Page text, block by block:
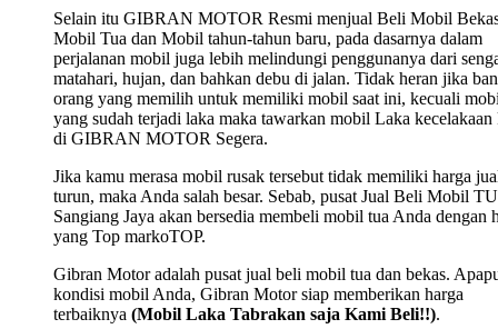
Selain itu GIBRAN MOTOR Resmi menjual Beli Mobil
Mobil Tua dan Mobil tahun-tahun baru, pada dasarnya dalam
perjalanan mobil juga lebih melindungi penggunanya dari
matahari, hujan, dan bahkan debu di jalan. Tidak heran jika
orang yang memilih untuk memiliki mobil saat ini, kecuali
yang sudah terjadi laka maka tawarkan mobil Laka kecelakaan
di GIBRAN MOTOR Segera.
Jika kamu merasa mobil rusak tersebut tidak memiliki harga
turun, maka Anda salah besar. Sebab, pusat Jual Beli Mobil
Sangiang Jaya akan bersedia membeli mobil tua Anda dengan
yang Top markoTOP.
Gibran Motor adalah pusat jual beli mobil tua dan bekas.
kondisi mobil Anda, Gibran Motor siap memberikan harga
terbaiknya (Mobil Laka Tabrakan saja Kami Beli!!).